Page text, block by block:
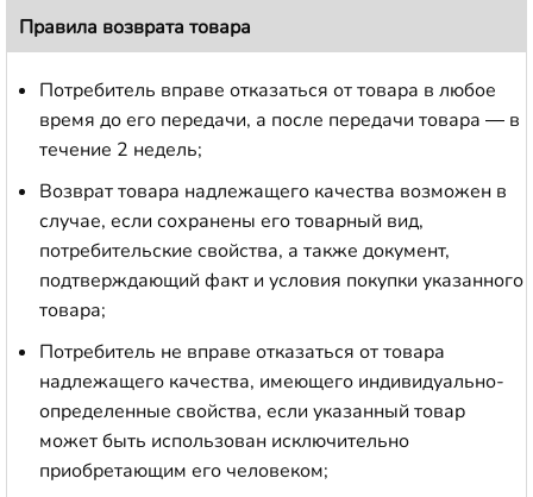
Правила возврата товара
Потребитель вправе отказаться от товара в любое
время до его передачи, а после передачи товара — в
течение 2 недель;
Возврат товара надлежащего качества возможен в
случае, если сохранены его товарный вид,
потребительские свойства, а также документ,
подтверждающий факт и условия покупки указанного
товара;
Потребитель не вправе отказаться от товара
надлежащего качества, имеющего индивидуально-
определенные свойства, если указанный товар
может быть использован исключительно
приобретающим его человеком;